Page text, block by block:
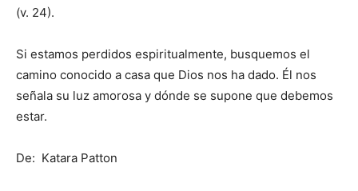
(v. 24).
Si estamos perdidos espiritualmente, busquemos el
camino conocido a casa que Dios nos ha dado. Él nos
señala su luz amorosa y dónde se supone que debemos
estar.
De: Katara Patton